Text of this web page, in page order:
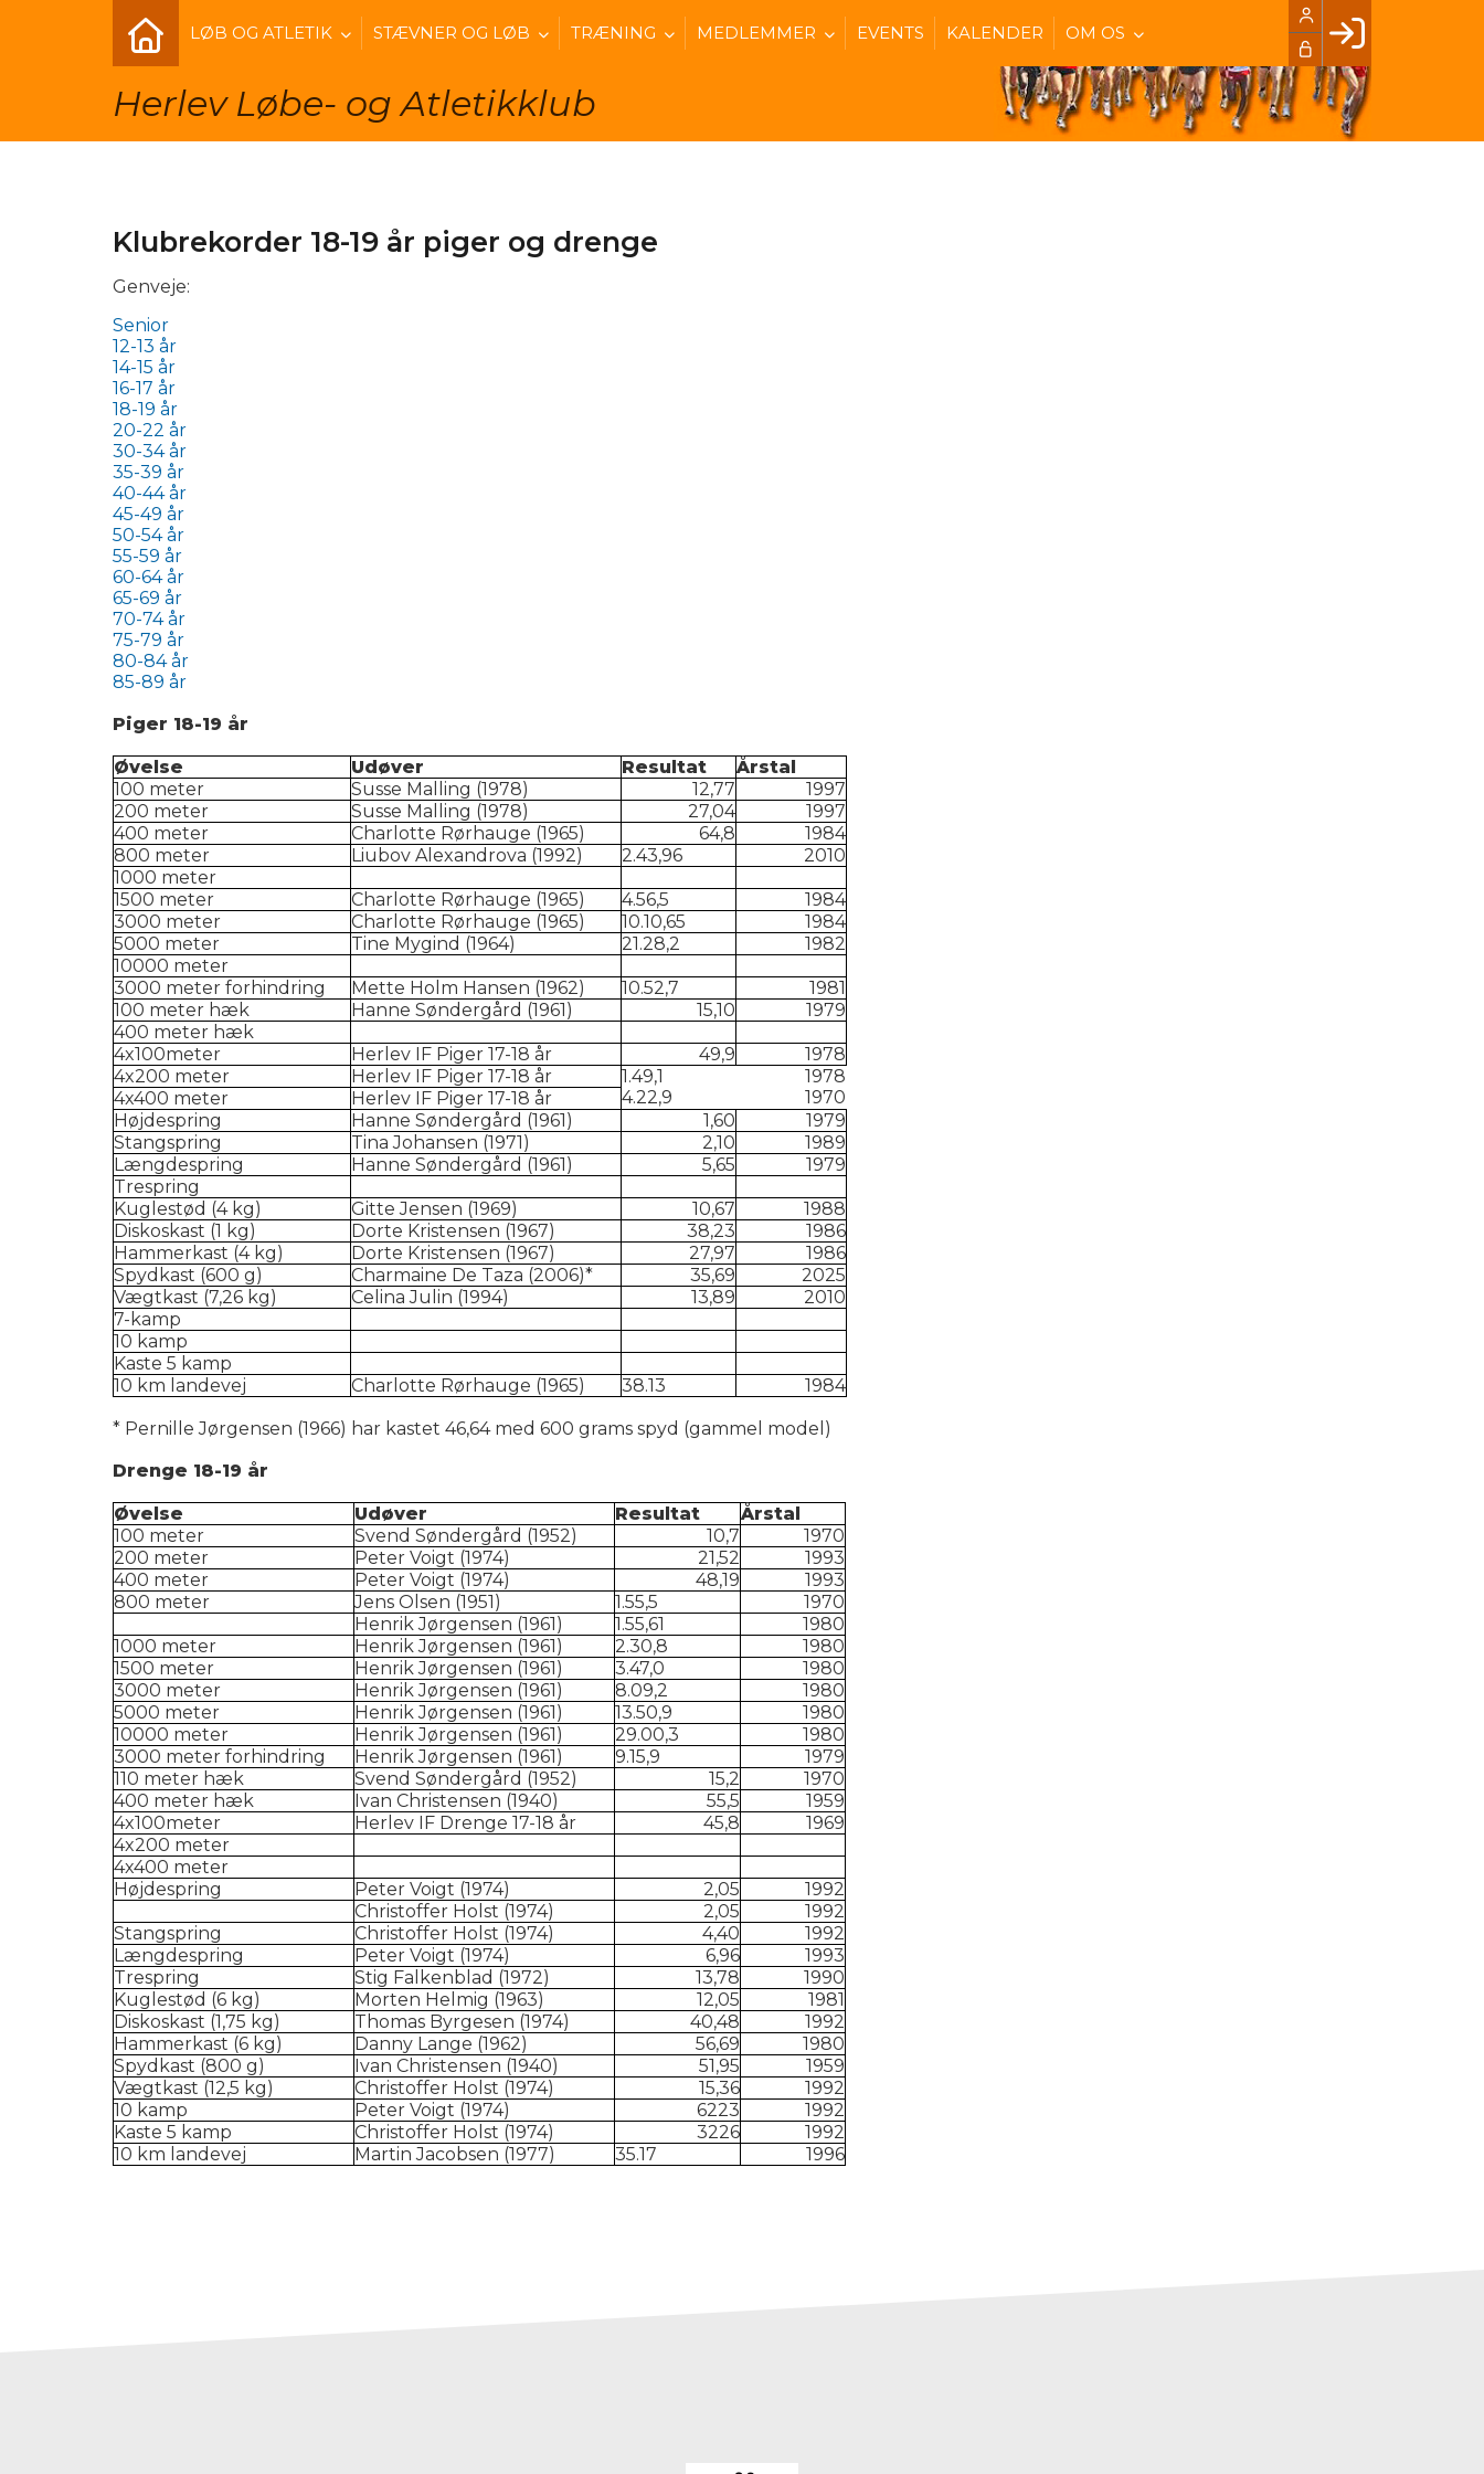
LØB OG ATLETIK STÆVNER OG LØB TRÆNING MEDLEMMER EVENTS KALENDER OM OS
Facebook login
Herlev Løbe- og Atletikklub
Klubrekorder 18-19 år piger og drenge
Genveje:
Senior
12-13 år
14-15 år
16-17 år
18-19 år
20-22 år
30-34 år
35-39 år
40-44 år
45-49 år
50-54 år
55-59 år
60-64 år
65-69 år
70-74 år
75-79 år
80-84 år
85-89 år
Piger 18-19 år
Øvelse Udøver Resultat
Årstal
100 meter
Susse Malling (1978) 12,77
1997
200 meter
Susse Malling (1978) 27,04
1997
400 meter
Charlotte Rørhauge (1965) 64,8
1984
800 meter
Liubov Alexandrova (1992) 2.43,96
2010
1000 meter
1500 meter
Charlotte Rørhauge (1965) 4.56,5
1984
3000 meter
Charlotte Rørhauge (1965) 10.10,65
1984
5000 meter
Tine Mygind (1964) 21.28,2
1982
10000 meter
3000 meter forhindring
Mette Holm Hansen (1962) 10.52,7
1981
100 meter hæk
Hanne Søndergård (1961) 15,10
1979
400 meter hæk
4x100meter
Herlev IF Piger 17-18 år 49,9
1978
4x200 meter
Herlev IF Piger 17-18 år 1.49,1
1978
4x400 meter
Herlev IF Piger 17-18 år 4.22,9
1970
Højdespring
Hanne Søndergård (1961) 1,60
1979
Stangspring
Tina Johansen (1971) 2,10
1989
Længdespring
Hanne Søndergård (1961) 5,65
1979
Trespring
Kuglestød (4 kg)
Gitte Jensen (1969) 10,67
1988
Diskoskast (1 kg)
Dorte Kristensen (1967) 38,23
1986
Hammerkast (4 kg)
Dorte Kristensen (1967) 27,97
1986
Spydkast (600 g)
Charmaine De Taza (2006)* 35,69
2025
Vægtkast (7,26 kg)
Celina Julin (1994) 13,89
2010
7-kamp
10 kamp
Kaste 5 kamp
10 km landevej
Charlotte Rørhauge (1965) 38.13 1984
* Pernille Jørgensen (1966) har kastet 46,64 med 600 grams spyd (gammel model)
Drenge 18-19 år
Øvelse Udøver Resultat
Årstal
100 meter
Svend Søndergård (1952) 10,7
1970
200 meter
Peter Voigt (1974) 21,52
1993
400 meter
Peter Voigt (1974) 48,19
1993
800 meter
Jens Olsen (1951) 1.55,5
1970
Henrik Jørgensen (1961)
1.55,61
1980
1000 meter
Henrik Jørgensen (1961) 2.30,8
1980
1500 meter
Henrik Jørgensen (1961) 3.47,0
1980
3000 meter
Henrik Jørgensen (1961) 8.09,2
1980
5000 meter
Henrik Jørgensen (1961) 13.50,9
1980
10000 meter
Henrik Jørgensen (1961) 29.00,3
1980
3000 meter forhindring
Henrik Jørgensen (1961) 9.15,9
1979
110 meter hæk
Svend Søndergård (1952) 15,2
1970
400 meter hæk
Ivan Christensen (1940) 55,5
1959
4x100meter
Herlev IF Drenge 17-18 år 45,8
1969
4x200 meter
4x400 meter
Højdespring
Peter Voigt (1974) 2,05
1992
Christoffer Holst (1974)
2,05
1992
Stangspring
Christoffer Holst (1974) 4,40
1992
Længdespring
Peter Voigt (1974) 6,96
1993
Trespring
Stig Falkenblad (1972) 13,78
1990
Kuglestød (6 kg)
Morten Helmig (1963) 12,05
1981
Diskoskast (1,75 kg)
Thomas Byrgesen (1974) 40,48
1992
Hammerkast (6 kg)
Danny Lange (1962) 56,69
1980
Spydkast (800 g)
Ivan Christensen (1940) 51,95
1959
Vægtkast (12,5 kg)
Christoffer Holst (1974) 15,36
1992
10 kamp
Peter Voigt (1974) 6223
1992
Kaste 5 kamp
Christoffer Holst (1974) 3226
1992
10 km landevej
Martin Jacobsen (1977) 35.17 1996